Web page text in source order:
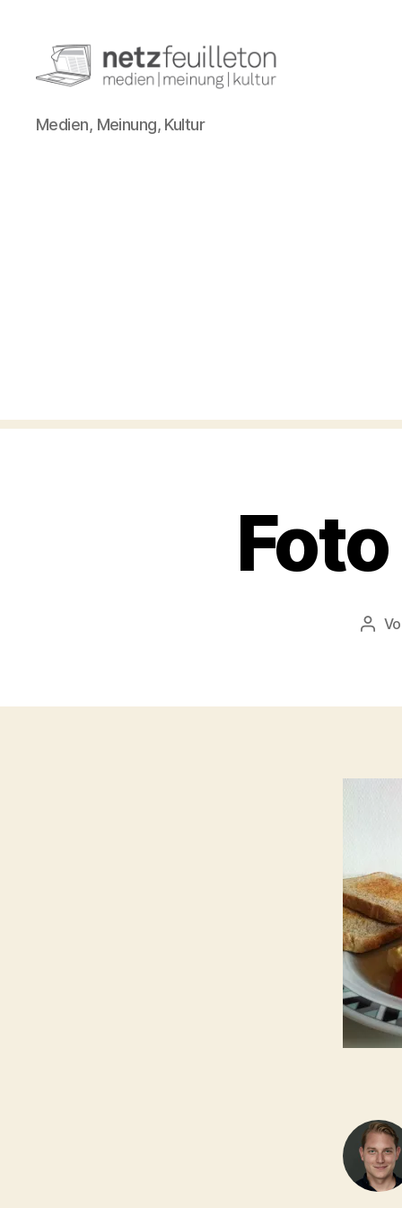
netzfeuilleton.de
Medien, Meinung, Kultur